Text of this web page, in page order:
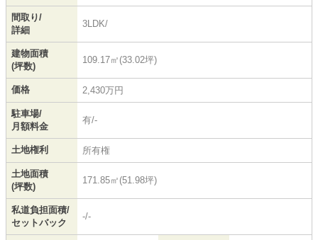
間取り/
詳細
3LDK/
建物面積
(坪数)
109.17㎡(33.02坪)
価格 2,430万円
駐車場/
月額料金
有/-
土地権利 所有権
土地面積
(坪数)
171.85㎡(51.98坪)
私道負担面積/
セットバック
-/-